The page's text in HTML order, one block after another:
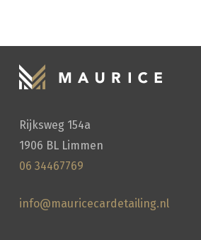
HANDWASSEN
Rijksweg 154a
1906 BL Limmen
06 34467769
info@mauricecardetailing.nl